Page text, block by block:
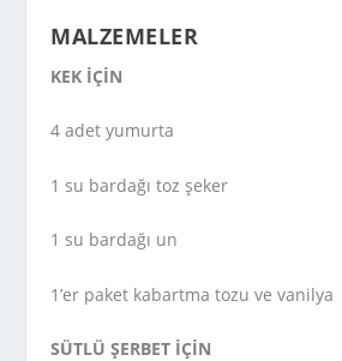
MALZEMELER
KEK İÇİN
4 adet yumurta
1 su bardağı toz şeker
1 su bardağı un
1’er paket kabartma tozu ve vanilya
SÜTLÜ ŞERBET İÇİN